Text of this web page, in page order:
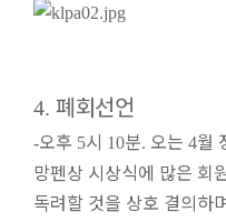
4. 폐회선언
-오후 5시 10분. 오는 4월
망펜상 시상식에 많은 회
독려할 것을 상호 결의하